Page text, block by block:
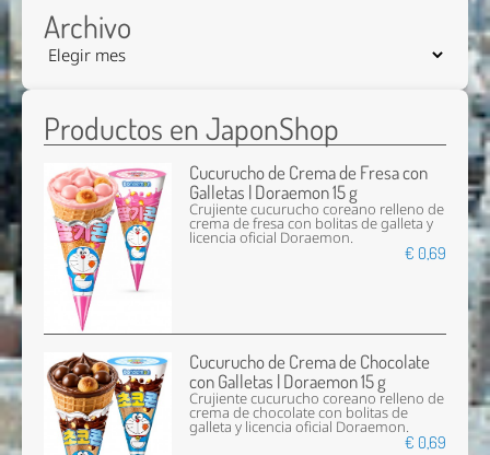
Archivo
Productos en JaponShop
Cucurucho de Crema de Fresa con
Galletas | Doraemon 15 g
Crujiente cucurucho coreano relleno de
crema de fresa con bolitas de galleta y
licencia oficial Doraemon.
€ 0,69
Cucurucho de Crema de Chocolate
con Galletas | Doraemon 15 g
Crujiente cucurucho coreano relleno de
crema de chocolate con bolitas de
galleta y licencia oficial Doraemon.
€ 0,69